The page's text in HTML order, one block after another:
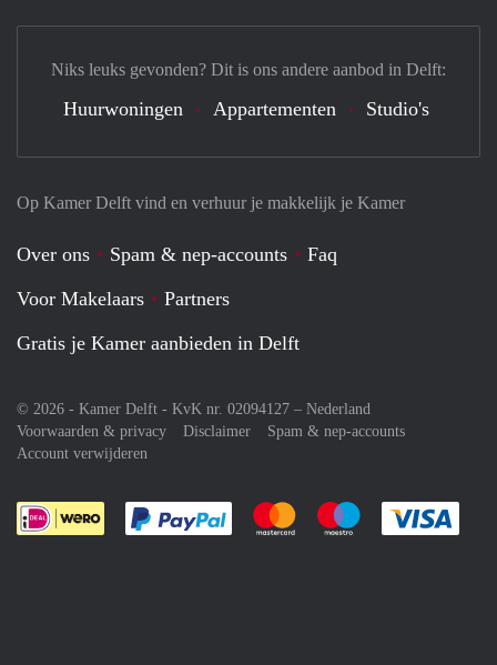
Op Kamer Delft vind en verhuur je makkelijk je Kamer
Over ons Spam & nep-accounts
Faq
Voor Makelaars
Partners
Gratis je Kamer aanbieden in Delft
© 2026 - Kamer Delft - KvK nr. 02094127 – Nederland
Voorwaarden & privacy
Disclaimer
Spam & nep-accounts
Account verwijderen
Je rekent gemakkelijk af met Paypal
Je rekent gemakkelijk af met
Je rekent
Niks leuks gevonden? Dit is ons andere aanbod in Delft:
Huurwoningen Appartementen Studio's